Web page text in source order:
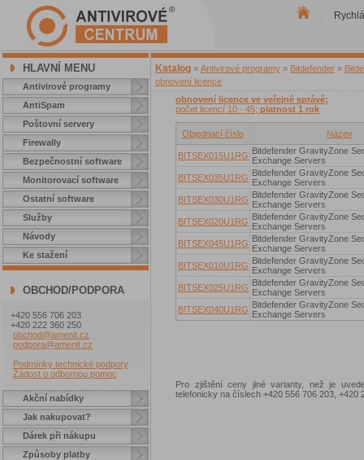
HLAVNÍ MENU
Antivirové programy
AntiSpam
Poštovní servery
Firewally
Bezpečnostní software
Monitorovací software
Ostatní software
Služby
Návody
Ke stažení
OBCHOD/PODPORA
+420 556 706 203
+420 222 360 250
obchod@amenit.cz
podpora@amenit.cz
Podmínky technické podpory
Žádost o odbornou pomoc
Akční nabídky
Jak nakupovat?
Dárek při nákupu
Způsoby platby
Katalog » Antivirové programy » Bitdefender »
obnovení licence
obnovení licence ve veřejné správě;
počet licencí 10 - 45; platnost 1 rok
Objednací číslo Název
BITSEX015U1RG Bitdefender GravityZone
Exchange Servers
BITSEX035U1RG Bitdefender GravityZone
Exchange Servers
BITSEX030U1RG Bitdefender GravityZone
Exchange Servers
BITSEX020U1RG Bitdefender GravityZone
Exchange Servers
BITSEX045U1RG Bitdefender GravityZone
Exchange Servers
BITSEX010U1RG Bitdefender GravityZone
Exchange Servers
BITSEX025U1RG Bitdefender GravityZone
Exchange Servers
BITSEX040U1RG Bitdefender GravityZone
Exchange Servers
Pro zjištění ceny jiné varianty, než je
telefonicky na číslech +420 556 706 203, +420